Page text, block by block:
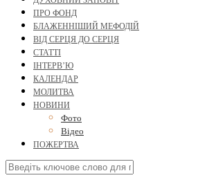
ПРО ФОНД
БЛАЖЕННІШИЙ МЕФОДІЙ
ВІД СЕРЦЯ ДО СЕРЦЯ
СТАТТІ
ІНТЕРВ’Ю
КАЛЕНДАР
МОЛИТВА
НОВИНИ
Фото
Відео
ПОЖЕРТВА